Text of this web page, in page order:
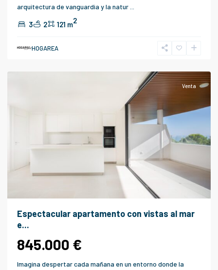
arquitectura de vanguardia y la natur
3 2 121 m2
HOGAREA
Venta
Espectacular apartamento con vistas al mar
e...
845.000 €
Imagina despertar cada mañana en un entorno donde la